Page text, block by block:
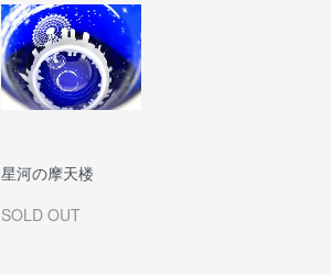
星河の摩天楼
SOLD OUT